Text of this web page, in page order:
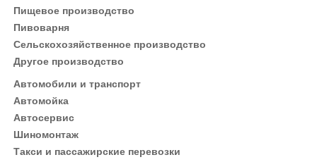
Пищевое производство
Пивоварня
Сельскохозяйственное производство
Другое производство
Автомобили и транспорт
Автомойка
Автосервис
Шиномонтаж
Такси и пассажирские перевозки